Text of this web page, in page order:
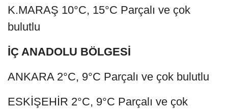
K.MARAŞ 10°C, 15°C Parçalı ve çok
bulutlu
İÇ ANADOLU BÖLGESİ
ANKARA 2°C, 9°C Parçalı ve çok bulutlu
ESKİŞEHİR 2°C, 9°C Parçalı ve çok